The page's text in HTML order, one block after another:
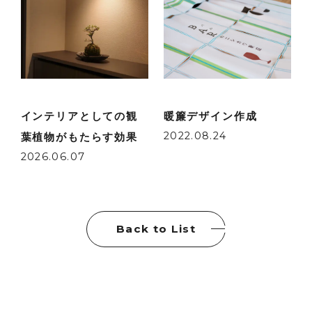
インテリアとしての観
葉植物がもたらす効果
2026.06.07
暖簾デザイン作成
2022.08.24
Back to List